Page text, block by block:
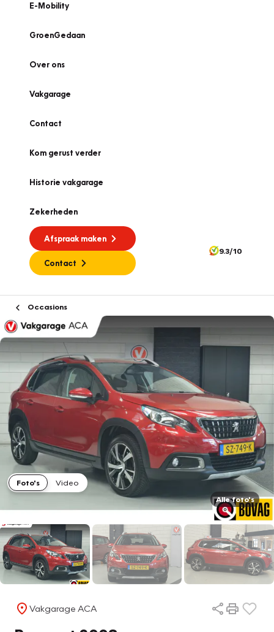
E-Mobility
GroenGedaan
Over ons
Vakgarage
Contact
Kom gerust verder
Historie vakgarage
Zekerheden
Afspraak maken
Contact
9.3/10
Occasions
Foto's
Video
Alle foto's
Vakgarage ACA